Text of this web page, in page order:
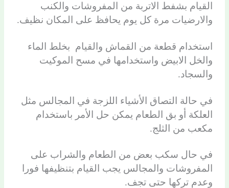
القيام بشفط الاتربة من المفروشات والكنب
والارضيات مرة كل يوم يحافظ على المكان نظيف.
استخدام قطعة من القماش والقيام بخلط الماء
والخل الابيض واستخدامها في مسح الموكيت
والسجاد.
في حالة التصاق الأشياء اللزجة في المجالس مثل
العلكة أو بق الطعام يمكن حل الأمر باستخدام
مكعب من الثلج.
في حال سكب بعض من الطعام والشراب على
المفروشات والمجالس يجب القيام بتنظيفها فورا
وعدم تركها حتى تجف.